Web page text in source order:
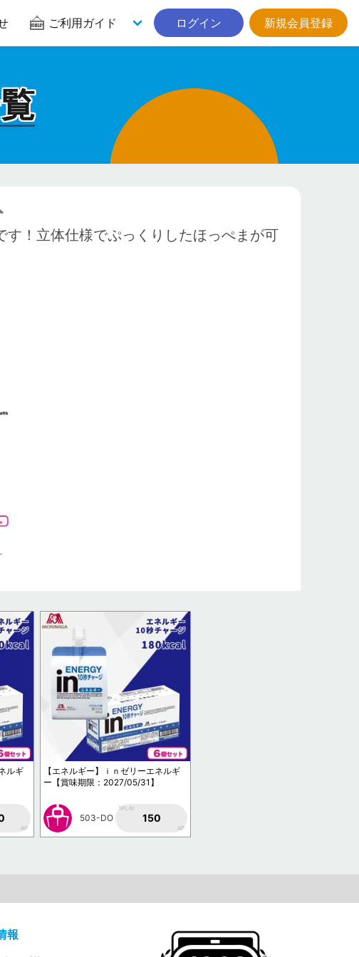
ご利用ガイド ログイン 新規会員登録
！立体仕様でぷっくりしたほっぺまが可
ルギ
AP
【エネルギー】ｉｎゼリーエネルギ
ー【賞味期限：2027/05/31】
503-DO
1PLAY
150
AP
報